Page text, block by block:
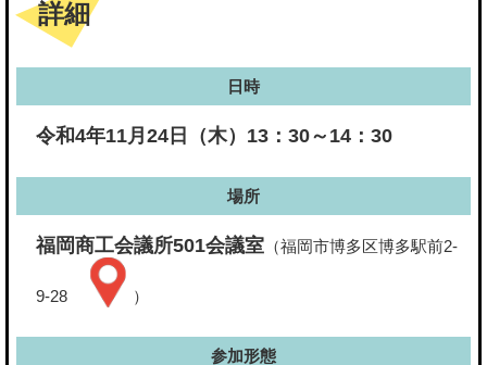
詳細
日時
令和4年11月24日（木）13：30～14：30
場所
福岡商工会議所501会議室 （福岡市博多区博多駅前2-
9-28 ）
参加形態